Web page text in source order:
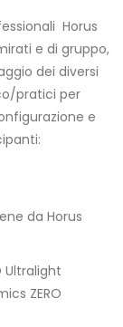
Horus
e di gruppo,
dei diversi
pratici per
e
da Horus
Ultralight
ZERO